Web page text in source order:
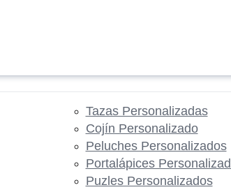
Tazas Personalizadas
Cojín Personalizado
Peluches Personalizados
Portalápices
Puzles Personalizados